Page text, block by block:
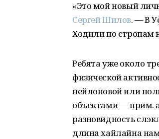
«Это мой новый
Сергей Шилов. — В
Ходили по стропам
Ребята уже около
физической
нейлоновой или
объектами — прим.
разновидность
длина хайлайна